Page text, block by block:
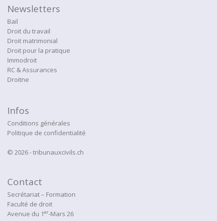
Newsletters
Bail
Droit du travail
Droit matrimonial
Droit pour la pratique
Immodroit
RC & Assurances
Droitne
Infos
Conditions générales
Politique de confidentialité
© 2026 - tribunauxcivils.ch
Contact
Secrétariat – Formation
Faculté de droit
Avenue du 1er-Mars 26